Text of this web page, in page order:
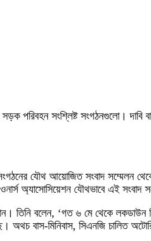
সড়ক পরিবহন সংশ্লিষ্ট সংগঠনগুলো।
যৌথ আয়োজিত সংবাদ সম্মেলন
ওনার্স অ্যাসোসিয়েশন যৌথভাবে এই
তিনি বলেন, ‘গত ৬ মে থেকে
বাস-মিনিবাস, সিএনজি চালিত